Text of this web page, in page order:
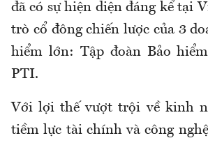
đã có sự hiện diện đáng kể tại
trò cổ đông chiến lược của 3
hiểm lớn: Tập đoàn Bảo
PTI.
Với lợi thế vượt trội về kinh
tiềm lực tài chính và công